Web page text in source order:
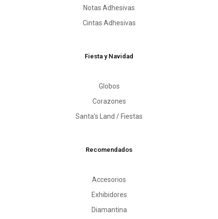
Notas Adhesivas
Cintas Adhesivas
Fiesta y Navidad
Globos
Corazones
Santa’s Land / Fiestas
Recomendados
Accesorios
Exhibidores
Diamantina